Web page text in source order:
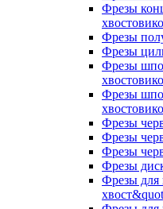
Фрезы
Фрезы
Фрезы
Фрезы
Фрезы
Фрезы
Фрезы
Фрезы
Фрезы
Фрезы для